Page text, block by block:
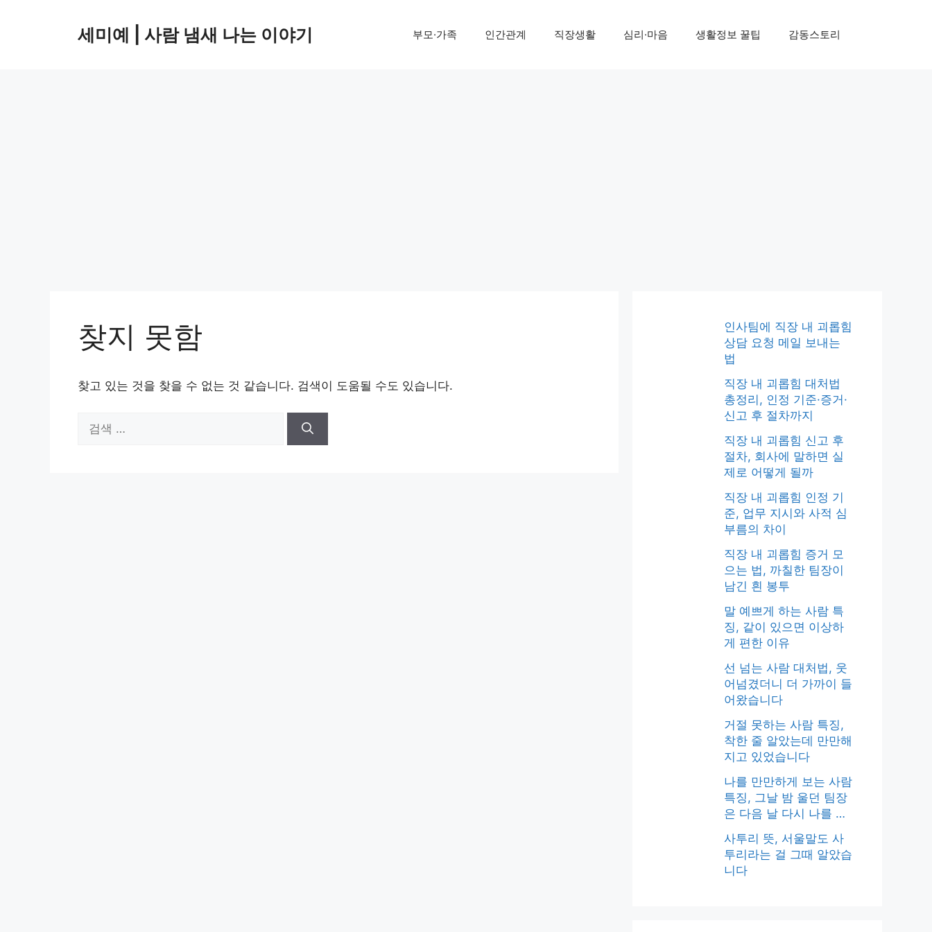
세미예 | 사람 냄새 나는 이야기 부모·가족 인간관계 직장생활 심리·마음 생활정보 꿀팁 감동스토리
찾지 못함
찾고 있는 것을 찾을 수 없는 것 같습니다. 검색이 도움될 수도 있습니다.
색:
인사팀에 직장 내 괴롭힘
상담 요청 메일 보내는
법
직장 내 괴롭힘 대처법
총정리, 인정 기준·증거·
신고 후 절차까지
직장 내 괴롭힘 신고 후
절차, 회사에 말하면 실
제로 어떻게 될까
직장 내 괴롭힘 인정 기
준, 업무 지시와 사적 심
부름의 차이
직장 내 괴롭힘 증거 모
으는 법, 까칠한 팀장이
남긴 흰 봉투
말 예쁘게 하는 사람 특
징, 같이 있으면 이상하
게 편한 이유
선 넘는 사람 대처법, 웃
어넘겼더니 더 가까이 들
어왔습니다
거절 못하는 사람 특징,
착한 줄 알았는데 만만해
지고 있었습니다
나를 만만하게 보는 사람
특징, 그날 밤 울던 팀장
은 다음 날 다시 나를 닦
사투리 뜻, 서울말도 사
투리라는 걸 그때 알았습
니다